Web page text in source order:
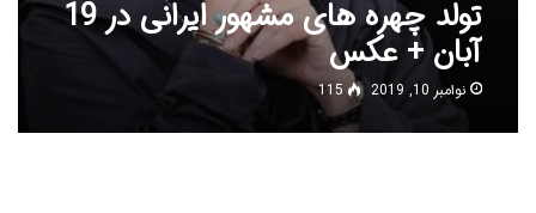
تولد چهره های مشهور ایرانی در 19
آبان + عکس
نوامبر 10, 2019 115